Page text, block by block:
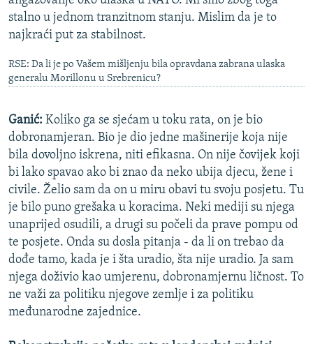
stalno u jednom tranzitnom stanju. Mislim da je to
najkraći put za stabilnost.
RSE: Da li je po Vašem mišljenju bila opravdana zabrana ulaska
generalu Morillonu u Srebrenicu?
Ganić: Koliko ga se sjećam u toku rata, on je bio
dobronamjeran. Bio je dio jedne mašinerije koja nije
bila dovoljno iskrena, niti efikasna. On nije čovijek koji
bi lako spavao ako bi znao da neko ubija djecu, žene i
civile. Želio sam da on u miru obavi tu svoju posjetu. Tu
je bilo puno grešaka u koracima. Neki mediji su njega
unaprijed osudili, a drugi su počeli da prave pompu od
te posjete. Onda su dosla pitanja - da li on trebao da
dođe tamo, kada je i šta uradio, šta nije uradio. Ja sam
njega doživio kao umjerenu, dobronamjernu ličnost. To
ne važi za politiku njegove zemlje i za politiku
međunarodne zajednice.